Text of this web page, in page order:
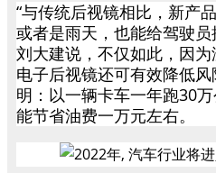
“与传统后视镜相比，新产
或者是雨天，也能给驾驶
刘大建说，不仅如此，因为
电子后视镜还可有效降低
明：以一辆卡车一年跑30
能节省油费一万元左右。